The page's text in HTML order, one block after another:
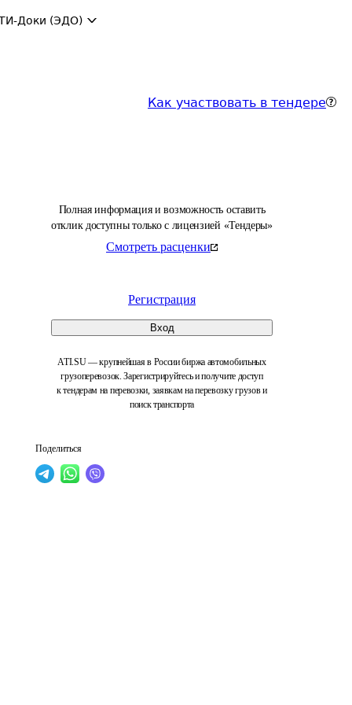
Доки (ЭДО)
Как участвовать в тендере
Полная информация и возможность оставить
отклик доступны только с лицензией «Тендеры»
Смотреть расценки
Регистрация
Вход
ATI.SU — крупнейшая в России биржа автомобильных
грузоперевозок. Зарегистрируйтесь и получите доступ
к тендерам на перевозки, заявкам на перевозку грузов и
поиск транспорта
Поделиться